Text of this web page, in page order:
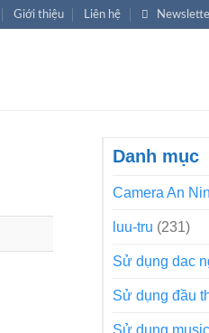
Giới thiệu Liên hệ
Danh mục
Camera An
luu-tru (231)
Sử dụng dac
Sử dụng đầu
Sử dụng